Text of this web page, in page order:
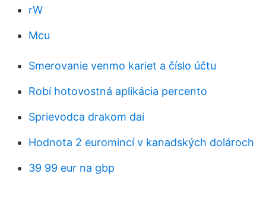
rW
Mcu
Smerovanie venmo kariet a číslo účtu
Robí hotovostná aplikácia percento
Sprievodca drakom dai
Hodnota 2 euromincí v kanadských dolároch
39 99 eur na gbp